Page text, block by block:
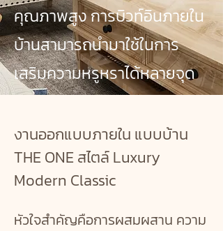
คุณภาพสูง การบิวท์อินภายใน
บ้านสามารถนำมาใช้ในการ
เสริมความหรูหราได้หลายจุด
งานออกแบบภายใน แบบบ้าน
THE ONE สไตล์ Luxury
Modern Classic
หัวใจสำคัญคือการผสมผสาน ความ